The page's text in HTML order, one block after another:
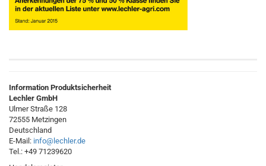
Information Produktsicherheit
Lechler GmbH
Ulmer Straße 128
72555 Metzingen
Deutschland
E-Mail: info@lechler.de
Tel.: +49 71239620